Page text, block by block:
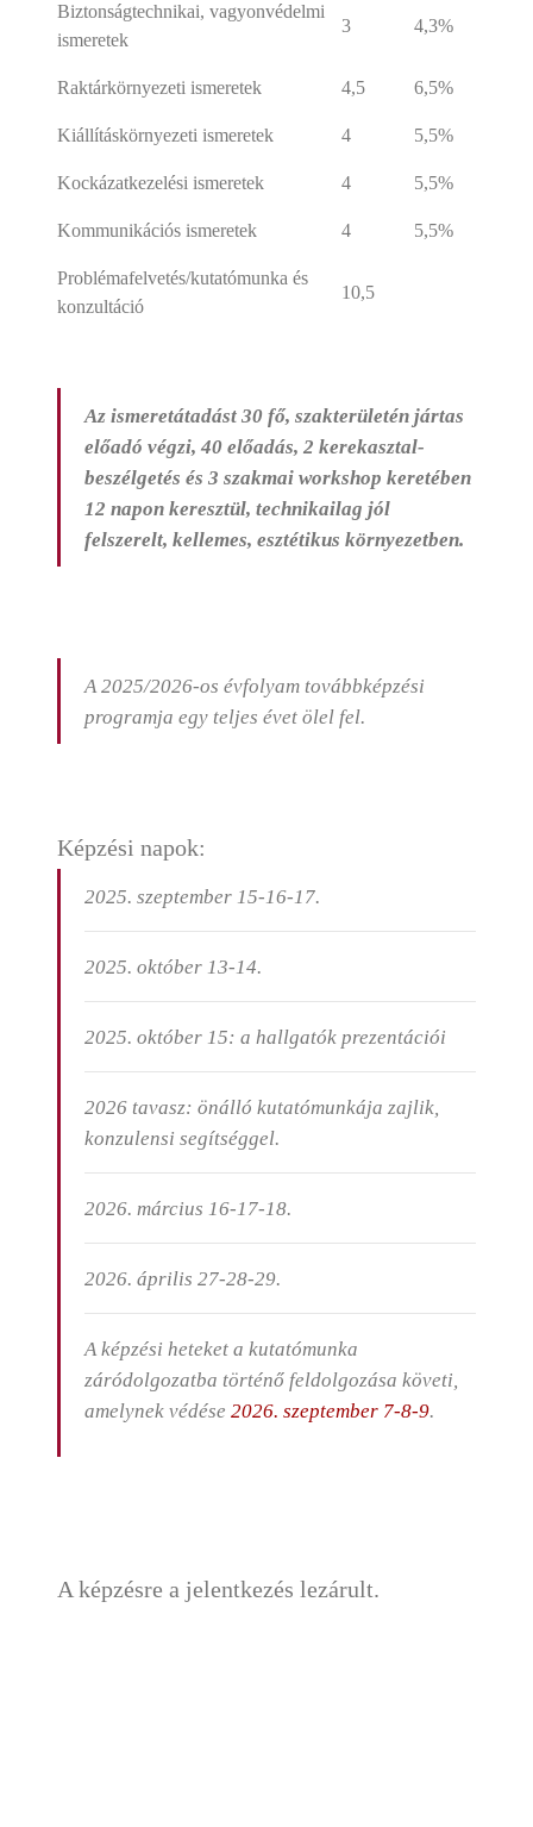
Biztonságtechnikai, vagyonvédelmi
ismeretek
3 4,3%
Raktárkörnyezeti ismeretek 4,5 6,5%
Kiállításkörnyezeti ismeretek 4 5,5%
Kockázatkezelési ismeretek 4 5,5%
Kommunikációs ismeretek 4 5,5%
Problémafelvetés/kutatómunka és
konzultáció
10,5
Az ismeretátadást 30 fő, szakterületén jártas
előadó végzi, 40 előadás, 2 kerekasztal-
beszélgetés és 3 szakmai workshop keretében
12 napon keresztül, technikailag jól
felszerelt, kellemes, esztétikus környezetben.
A 2025/2026-os évfolyam továbbképzési
programja egy teljes évet ölel fel.
Képzési napok:
2025. szeptember 15-16-17.
2025. október 13-14.
2025. október 15: a hallgatók prezentációi
2026 tavasz: önálló kutatómunkája zajlik,
konzulensi segítséggel.
2026. március 16-17-18.
2026. április 27-28-29.
A képzési heteket a kutatómunka
záródolgozatba történő feldolgozása követi,
amelynek védése 2026. szeptember 7-8-9.
A képzésre a jelentkezés lezárult.